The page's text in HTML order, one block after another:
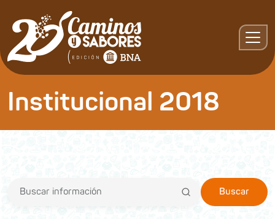
Institucional 2018
Buscar